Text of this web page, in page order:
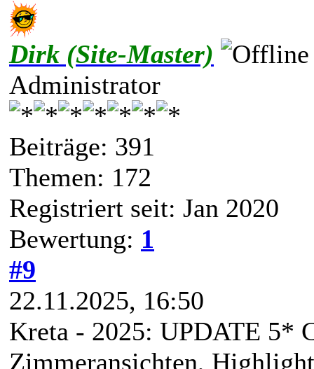
Dirk (Site-Master)
Administrator
Beiträge: 391
Themen: 172
Registriert seit: Jan 2020
Bewertung: 1
#9
22.11.2025, 16:50
Kreta - 2025: UPDATE 5*
Zimmeransichten,